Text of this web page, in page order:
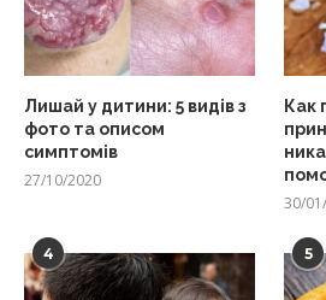
Лишай у дитини: 5 видів з
фото та описом
симптомів
27/10/2020
Как
30/
4 5